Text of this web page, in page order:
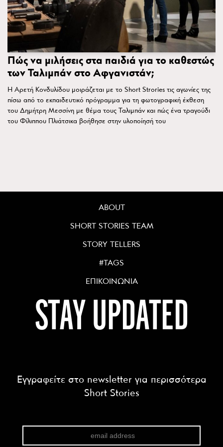
Πώς να μιλήσεις στα παιδιά για το καθεστώς
των Ταλιμπάν στο Αφγανιστάν;
Η Αρετή Κονδυλίδου μοιράζεται με το Short Strories τις αγωνίες της
πίσω από το εκπαιδευτικό πρόγραμμα για τη φωτογραφική έκθεση
του Δημήτρη Μεσσίνη με θέμα τους Ταλιμπάν και πώς ένα τραγούδι
του Φίλιππου Πλιάτσικα βοήθησε στην υλοποίησή του
ABOUT
SHORT STORIES TEAM
STORY TELLERS
#TAGS
ΕΠΙΚΟΙΝΩΝΙΑ
STAY UPDATED
Εγγραφείτε στο newsletter για περισσότερα
Short Stories